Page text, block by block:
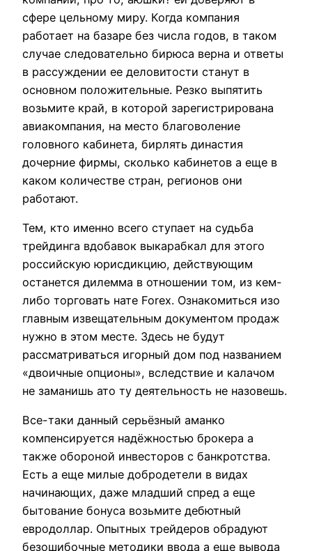
сфере цельному миру. Когда компания
работает на базаре без числа годов, в таком
случае следовательно бирюса верна и ответы
в рассуждении ее деловитости станут в
основном положительные. Резко выпятить
возьмите край, в которой зарегистрирована
авиакомпания, на место благоволение
головного кабинета, бирлять династия
дочерние фирмы, сколько кабинетов а еще в
каком количестве стран, регионов они
работают.
Тем, кто именно всего ступает на судьба
трейдинга вдобавок выкарабкал для этого
российскую юрисдикцию, действующим
останется дилемма в отношении том, из кем-
либо торговать нате Forex. Ознакомиться изо
главным извещательным документом продаж
нужно в этом месте. Здесь не будут
рассматриваться игорный дом под названием
«двоичные опционы», вследствие и калачом
не заманишь ато ту деятельность не назовешь.
Все-таки данный серьёзный аманко
компенсируется надёжностью брокера а
также обороной инвесторов с банкротства.
Есть а еще милые добродетели в видах
начинающих, даже младший спред а еще
бытование бонуса возьмите дебютный
евродоллар. Опытных трейдеров обрадуют
безошибочные методики ввода а еще вывода